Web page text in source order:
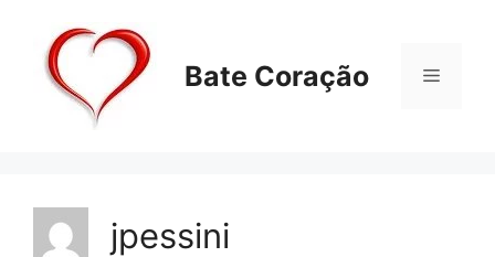
conteúdo
Bate Coração Menu
jpessini